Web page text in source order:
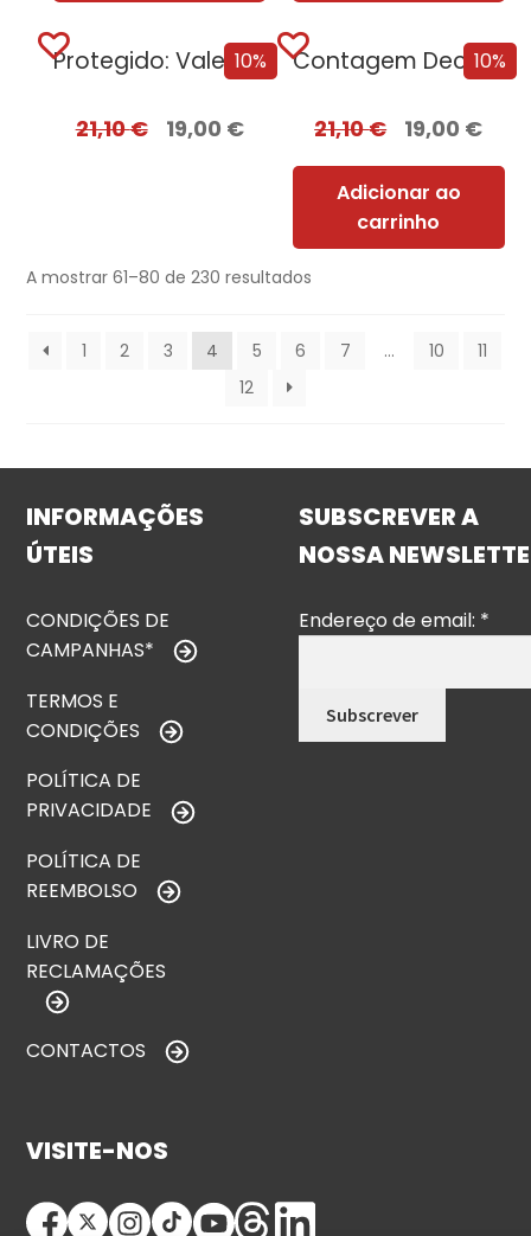
10%
Protegido: Vale Tudo Edição com EDGES
21,10€ 19,00 €
10%
Contagem Decrescente Para o Verão
21,10€ 19,00 €
Adicionar ao
carrinho
A mostrar 61–80 de 230 resultados
1 2 3 4 5 6 7 … 10
11
12
INFORMAÇÕES
ÚTEIS
CONDIÇÕES DE
CAMPANHAS*
TERMOS E
CONDIÇÕES
POLÍTICA DE
PRIVACIDADE
POLÍTICA DE
REEMBOLSO
LIVRO DE
RECLAMAÇÕES
CONTACTOS
SUBSCREVER A
NOSSA
Endereço de email: *
VISITE-NOS